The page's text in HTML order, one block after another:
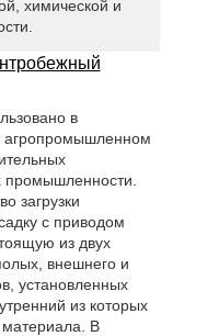
химической и
в
агропромышленном
промышленности.
загрузки
с приводом
из двух
внешнего и
установленных
из которых
материала. В